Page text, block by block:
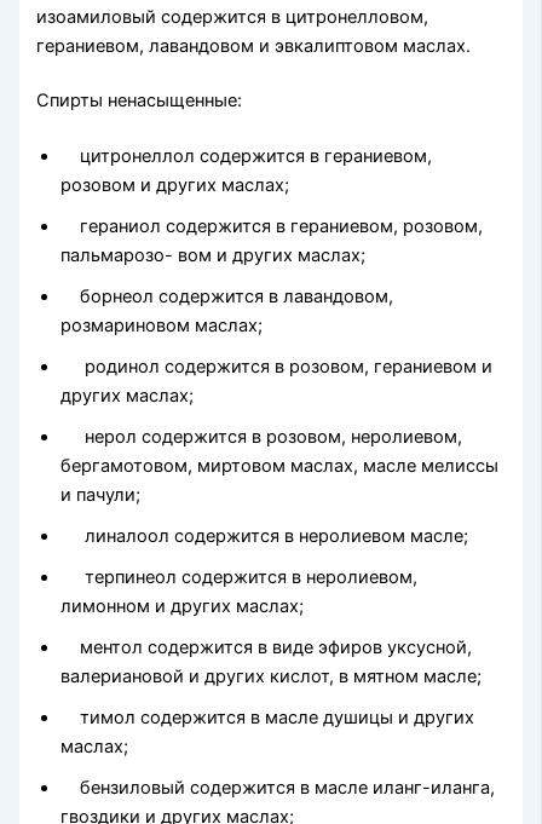
изоамиловый содержится в цитронелловом,
гераниевом, ла­вандовом и эвкалиптовом маслах.
Спирты ненасыщенные:
цитронеллол содержится в гераниевом,
розовом и других маслах;
гераниол содержится в гераниевом, розовом,
пальмарозо- вом и других маслах;
борнеол содержится в лавандовом,
розмариновом маслах;
родинол содержится в розовом, гераниевом и
других мас­лах;
нерол содержится в розовом, неролиевом,
бергамотовом, миртовом маслах, масле мелиссы
и пачули;
линалоол содержится в неролиевом масле;
терпинеол содержится в неролиевом,
лимонном и других маслах;
ментол содержится в виде эфиров уксусной,
валериановой и других кислот, в мятном масле;
тимол содержится в масле душицы и других
маслах;
бензиловый содержится в масле иланг-иланга,
гвоздики и других маслах;